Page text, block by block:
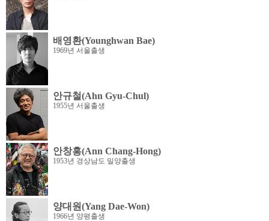
배영환(Younghwan Bae)
1969년 서울출생
안규철(Ahn Gyu-Chul)
1955년 서울출생
안창홍(Ann Chang-Hong)
1953년 경상남도 밀양출생
양대원(Yang Dae-Won)
1966년 양평출생